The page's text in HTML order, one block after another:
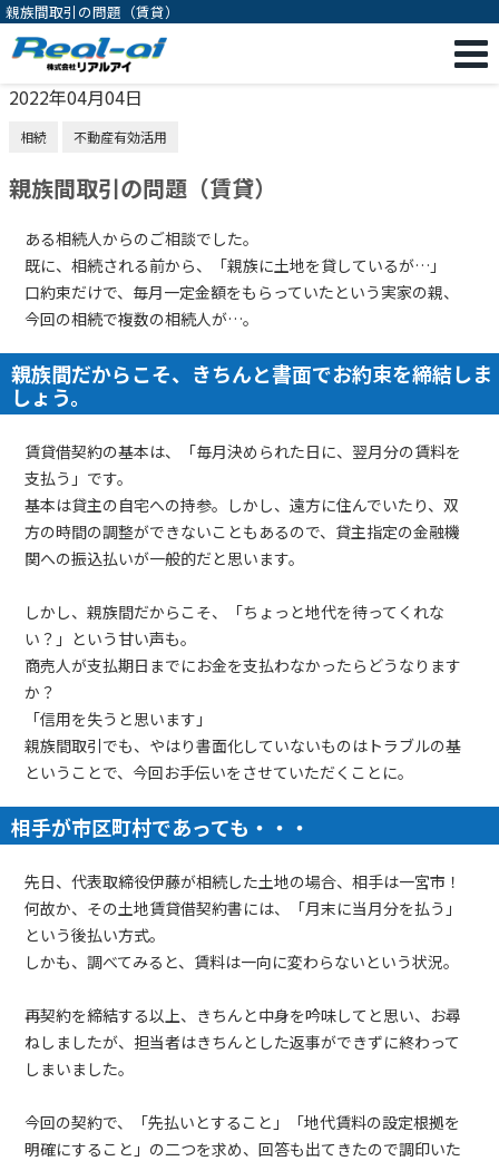
親族間取引の問題（賃貸）
2022年04月04日
相続 不動産有効活用
親族間取引の問題（賃貸）
ある相続人からのご相談でした。
既に、相続される前から、「親族に土地を貸しているが…」
口約束だけで、毎月一定金額をもらっていたという実家の親、
今回の相続で複数の相続人が…。
親族間だからこそ、きちんと書面でお約束を締結しま
しょう。
賃貸借契約の基本は、「毎月決められた日に、翌月分の賃料を
支払う」です。
基本は貸主の自宅への持参。しかし、遠方に住んでいたり、双
方の時間の調整ができないこともあるので、貸主指定の金融機
関への振込払いが一般的だと思います。
しかし、親族間だからこそ、「ちょっと地代を待ってくれな
い？」という甘い声も。
商売人が支払期日までにお金を支払わなかったらどうなります
か？
「信用を失うと思います」
親族間取引でも、やはり書面化していないものはトラブルの基
ということで、今回お手伝いをさせていただくことに。
相手が市区町村であっても・・・
先日、代表取締役伊藤が相続した土地の場合、相手は一宮市！
何故か、その土地賃貸借契約書には、「月末に当月分を払う」
という後払い方式。
しかも、調べてみると、賃料は一向に変わらないという状況。
再契約を締結する以上、きちんと中身を吟味してと思い、お尋
ねしましたが、担当者はきちんとした返事ができずに終わって
しまいました。
今回の契約で、「先払いとすること」「地代賃料の設定根拠を
明確にすること」の二つを求め、回答も出てきたので調印いた